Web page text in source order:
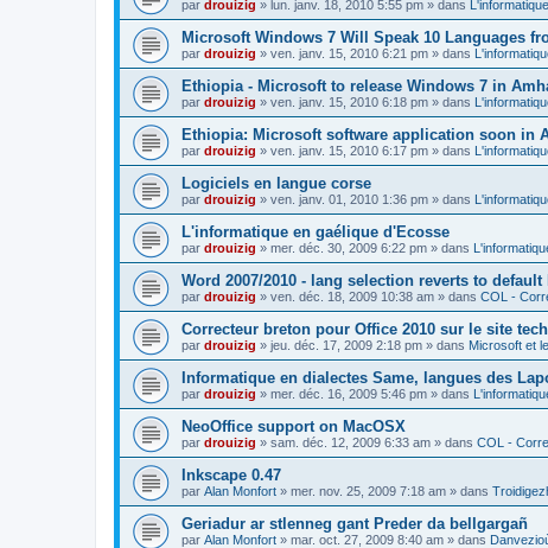
par drouizig » lun. janv. 18, 2010 5:55 pm » dans
Microsoft Windows 7 Will Speak 10 Languages
par drouizig » ven. janv. 15, 2010 6:21 pm » dans
Ethiopia - Microsoft to release Windows 7 in
par drouizig » ven. janv. 15, 2010 6:18 pm » dans
Ethiopia: Microsoft software application soon in
par drouizig » ven. janv. 15, 2010 6:17 pm » dans
Logiciels en langue corse
par drouizig » ven. janv. 01, 2010 1:36 pm » dans
L'informatique en gaélique d'Ecosse
par drouizig » mer. déc. 30, 2009 6:22 pm » dans
Word 2007/2010 - lang selection reverts to default
par drouizig » ven. déc. 18, 2009 10:38 am » dans COL -
Correcteur breton pour Office 2010 sur le site
par drouizig » jeu. déc. 17, 2009 2:18 pm » dans Microsoft et
Informatique en dialectes Same, langues des
par drouizig » mer. déc. 16, 2009 5:46 pm » dans
NeoOffice support on MacOSX
par drouizig » sam. déc. 12, 2009 6:33 am » dans COL -
Inkscape 0.47
par Alan Monfort » mer. nov. 25, 2009 7:18 am » dans
Geriadur ar stlenneg gant Preder da bellgargañ
par Alan Monfort » mar. oct. 27, 2009 8:40 am » dans